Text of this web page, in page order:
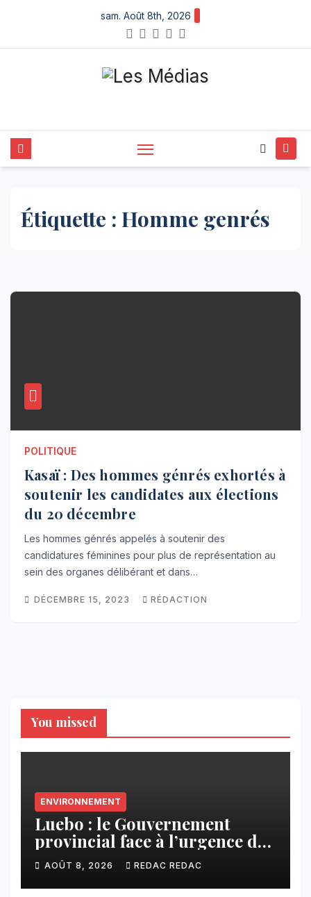
content
sam. Août 8th, 2026
Étiquette : Homme genrés
POLITIQUE
Kasaï : Des hommes génrés exhortés à
soutenir les candidates aux élections
du 20 décembre
Les hommes génrés appelés à soutenir des
candidatures féminines pour plus de représentation au
sein des organes délibérant et dans…
DÉCEMBRE 15, 2023 RÉDACTION
You missed
ENVIRONNEMENT
Luebo : le Gouvernement
provincial face à l’urgence des
érosions qui menacent la cité
AOÛT 8, 2026 REDAC REDAC